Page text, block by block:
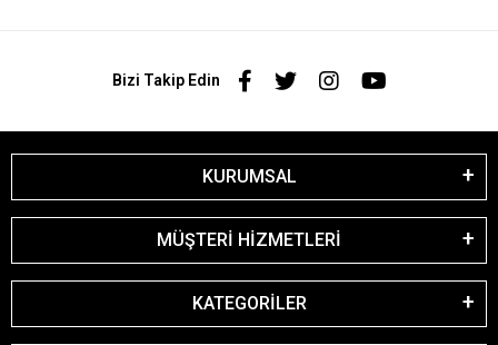
Bizi Takip Edin
KURUMSAL
MÜŞTERİ HİZMETLERİ
KATEGORİLER